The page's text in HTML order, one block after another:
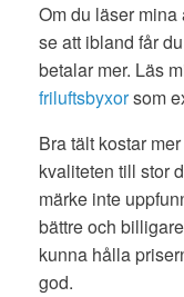
Om du läser
se att ibland får
betalar mer. Läs
friluftsbyxorsom
Bra tält kostar
kvaliteten till stor
märke inte
bättre och
kunna hålla
god.